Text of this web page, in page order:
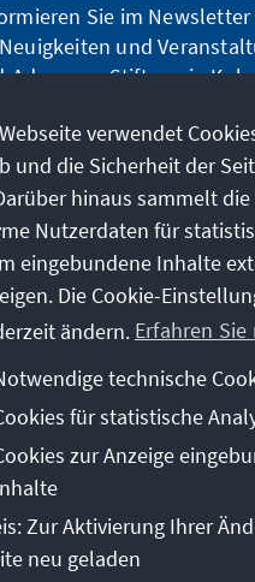
Sie im
und
Adenauer-Stiftung in
Jetzt abonnieren
Sie auch
der KAS
zur Barrierefreiheit
verwendet
und die Sicherheit der
hinaus sammelt die
Nutzerdaten für
eingebundene Inhalte
Die Cookie-
ändern. Erfahren Sie
technische
für statistische
zur Anzeige
Zur Aktivierung Ihrer
neu geladen